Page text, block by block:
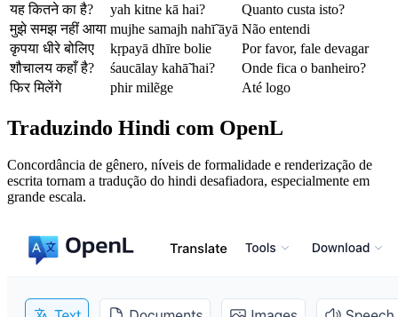
यह कितने का है?
yah kitne kā hai?
Quanto custa isto?
मुझे समझ नहीं आया mujhe samajh nahī̃ āyā Não entendi
कृपया धीरे बोलिए
kṛpayā dhīre bolie
Por favor, fale devagar
शौचालय कहाँ है?
śaucālay kahā̃ hai?
Onde fica o banheiro?
फिर मिलेंगे
phir milẽge Até logo
Traduzindo Hindi com OpenL
Concordância de gênero, níveis de formalidade e renderização de
escrita tornam a tradução do hindi desafiadora, especialmente em
grande escala.